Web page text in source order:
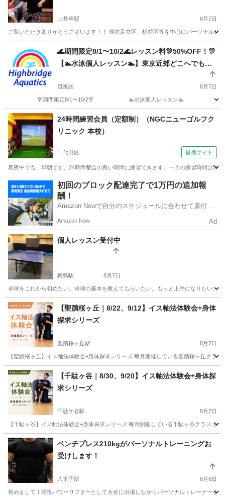
上井草駅 8月7日
ご覧いただきありがとうございます！！ 現在足立区、杉並区等を中心にパーソナル
上井草駅 レッスン
🌊期間限定8/1〜10/2🌊レッスン料🎊50%OFF！🎊
【🏊水泳個人レッスン🏊】東京近郊どこへでも出
張🚙💨送迎無料🆓業界初のDoor to Door - Person
al Lessonです✨✨✨
目黒区 8月7日
🎐期間限定8/1〜10/2🎐 🏊️水泳個人レッスン🏊 ✨😆料金
東京 目黒区 水泳
24時間練習会員（定額制）（NGCニューゴルフク
リニック 本校）
千代田区 提携サイト
真夜中でも、早朝でも、24時間都合の良い時間に練習できます。一回の練習時間は
ゴルフ
初回のブロック配達完了で1万円の追加報
酬！
Amazon Nowで自分のスケジュールに合わせて原付や
う！
Amazon Now Ad
個人レッスン受付中
梅島駅 8月7日
卓球をこれから初めたい。卓球の基本を教えてもらいたい。もっと上手になりたい。
東京 足立区 梅島駅 卓球
【聖蹟桜ヶ丘｜8/22、9/12】イス軸法体験会+身体
探求シリーズ
聖蹟桜ヶ丘駅 8月7日
【聖蹟桜ヶ丘】イス軸法体験会+身体探求シリーズ 毎月開催している聖蹟桜ヶ丘クラ
東京 多摩市 聖蹟桜ヶ丘駅 クラス
【千駄ヶ谷｜8/30、9/20】イス軸法体験会+身体探
求シリーズ
千駄ケ谷駅 8月7日
【千駄ヶ谷】イス軸法体験会+身体探求シリーズ 毎月開催している千駄ヶ谷クラスで
東京 渋谷区 千駄ケ谷駅 千駄ヶ谷
ベンチプレス210kgがパーソナルトレーニングお
受けします！
八王子駅 8月6日
初めまして！現役パワーリフターとして大会に出場しながらパーソナルトレーナーを